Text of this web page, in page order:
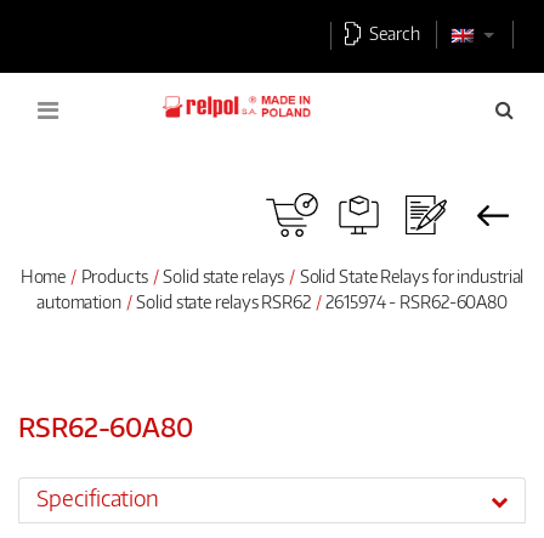
Search
Home Products Solid state relays
Solid State Relays for industrial
automation
Solid state relays RSR62 2615974 - RSR62-60A80
RSR62-60A80
Specification